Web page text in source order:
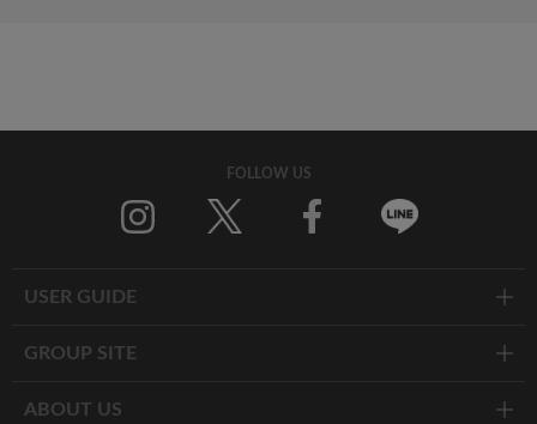
FOLLOW US
USER GUIDE
GROUP SITE
ABOUT US